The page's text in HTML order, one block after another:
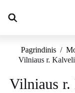
content
Pagrindinis /
Vilniaus r.
Vilniaus r.